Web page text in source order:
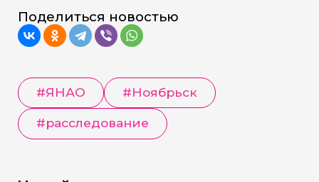
Поделиться новостью
#ЯНАО #Ноябрьск
#расследование